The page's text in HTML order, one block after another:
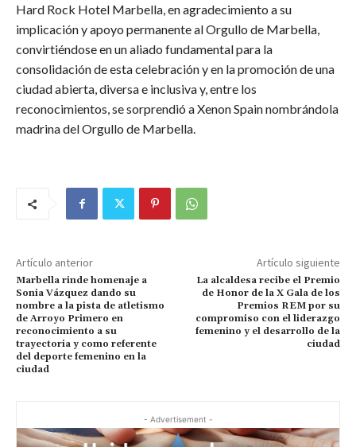
Hard Rock Hotel Marbella, en agradecimiento a su
implicación y apoyo permanente al Orgullo de Marbella,
convirtiéndose en un aliado fundamental para la
consolidación de esta celebración y en la promoción de una
ciudad abierta, diversa e inclusiva y, entre los
reconocimientos, se sorprendió a Xenon Spain nombrándola
madrina del Orgullo de Marbella.
Artículo anterior
Marbella rinde homenaje a
Sonia Vázquez dando su
nombre a la pista de atletismo
de Arroyo Primero en
reconocimiento a su
trayectoria y como referente
del deporte femenino en la
ciudad
Artículo siguiente
La alcaldesa recibe el Premio
de Honor de la X Gala de los
Premios REM por su
compromiso con el liderazgo
femenino y el desarrollo de la
ciudad
- Advertisement -